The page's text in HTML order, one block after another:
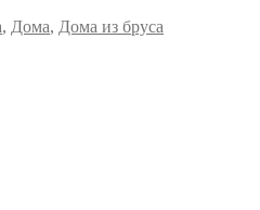
, Дома, Дома из бруса